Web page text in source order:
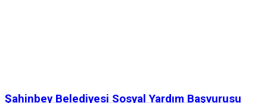
Şahinbey Belediyesi Sosyal Yardım Başvurusu